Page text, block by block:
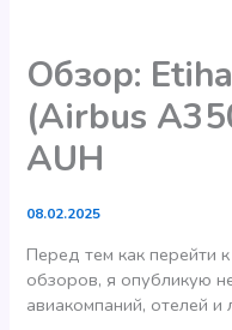
Обзор:
(Airbus
AUH
08.02.2025
Перед тем как перейти
обзоров, я опубликую
авиакомпаний, отелей и